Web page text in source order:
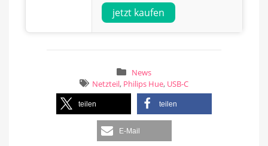
jetzt kaufen
News
Netzteil, Philips Hue, USB-C
teilen teilen
E-Mail